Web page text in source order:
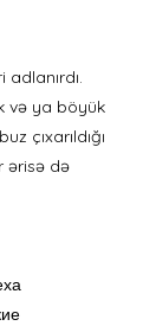
və ya böyük
çıxarıldığı
ərisə də